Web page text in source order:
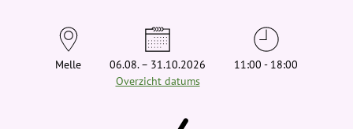
e
h
e
Melle
06.08. – 31.10.2026
Overzicht datums
11:00 - 18:00